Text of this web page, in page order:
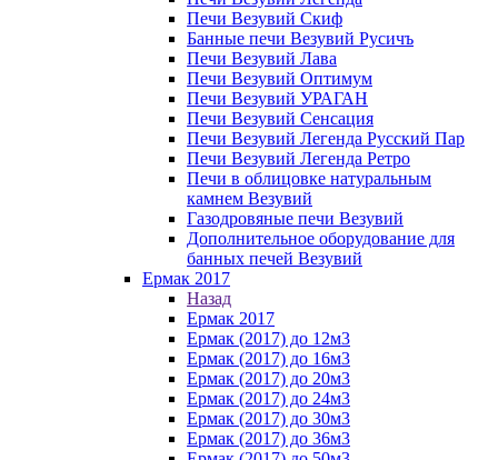
Печи Везувий Скиф
Банные печи Везувий Русичъ
Печи Везувий Лава
Печи Везувий Оптимум
Печи Везувий УРАГАН
Печи Везувий Сенсация
Печи Везувий Легенда Русский Пар
Печи Везувий Легенда Ретро
Печи в облицовке натуральным
камнем Везувий
Газодровяные печи Везувий
Дополнительное оборудование для
банных печей Везувий
Ермак 2017
Назад
Ермак 2017
Ермак (2017) до 12м3
Ермак (2017) до 16м3
Ермак (2017) до 20м3
Ермак (2017) до 24м3
Ермак (2017) до 30м3
Ермак (2017) до 36м3